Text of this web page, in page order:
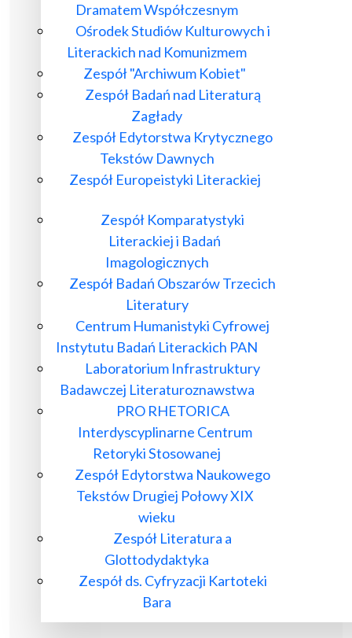
Dramatem Współczesnym
Ośrodek Studiów Kulturowych i
Literackich nad Komunizmem
Zespół "Archiwum Kobiet"
Zespół Badań nad Literaturą
Zagłady
Zespół Edytorstwa Krytycznego
Tekstów Dawnych
Zespół Europeistyki Literackiej
Zespół Komparatystyki
Literackiej i Badań
Imagologicznych
Zespół Badań Obszarów Trzecich
Literatury
Centrum Humanistyki Cyfrowej
Instytutu Badań Literackich PAN
Laboratorium Infrastruktury
Badawczej Literaturoznawstwa
PRO RHETORICA
Interdyscyplinarne Centrum
Retoryki Stosowanej
Zespół Edytorstwa Naukowego
Tekstów Drugiej Połowy XIX
wieku
Zespół Literatura a
Glottodydaktyka
Zespół ds. Cyfryzacji Kartoteki
Bara